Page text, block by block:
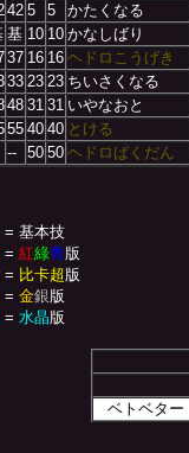
42 5 5
かたくなる
基 10 10 かなしばり
37 16 16 ヘドロこうげき
33 23 23 ちいさくなる
48 31 31 いやなおと
55 40 40 とける
-- 50 50 ヘドロばくだん
= 基本技
= 紅綠青版
= 比卡超 版
= 金銀 版
= 水晶 版
ベトベター